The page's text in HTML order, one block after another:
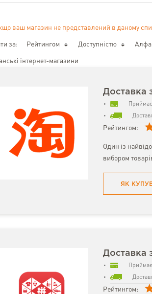
ваш магазин не представлений в даному
за: Рейтингом Доступністю
інтернет-магазини
Доставка
Приймає
Рейтингом:
Один із
вибором
ЯК
Доставка
Приймає
Рейтингом: